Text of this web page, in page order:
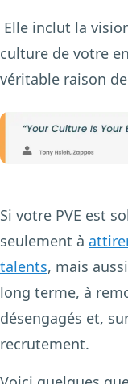
Elle inclut la
culture de votre
véritable raison
Si votre PVE est
seulement à
talents, mais
long terme, à
désengagés et,
recrutement.